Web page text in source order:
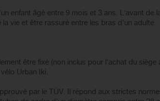
enfant âgé entre 9 mois et 3 ans. L'avant de
vie et être rassuré entre les bras d'un adulte.
être fixé (non inclus pour l'achat du siège
Urban Iki.
par le TÜV. Il répond aux strictes